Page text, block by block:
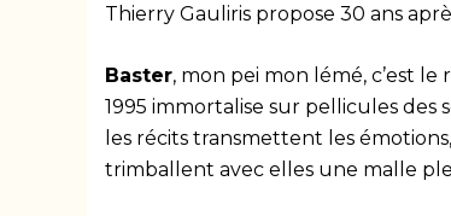
Thierry Gauliris propose 30 ans
Baster, mon pei mon lémé, c’est
1995 immortalise sur pellicules
les récits transmettent les
trimballent avec elles une malle